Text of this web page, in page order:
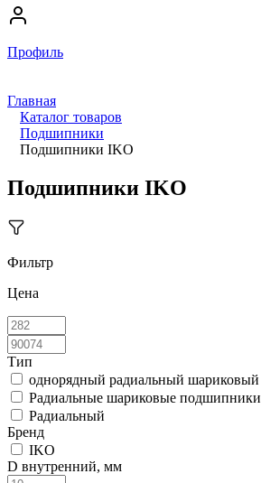
Профиль
Главная
Каталог товаров
Подшипники
Подшипники IKO
Подшипники IKO
Фильтр
Цена
Тип
однорядный радиальный шариковый
Радиальные шариковые подшипники
Радиальный
Бренд
IKO
D внутренний, мм